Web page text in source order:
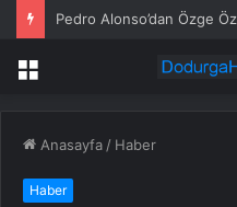
Pedro Alonso’dan Özge
Menü
Anasayfa / Haber
Haber